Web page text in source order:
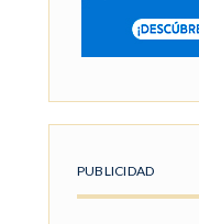
PUBLICIDAD